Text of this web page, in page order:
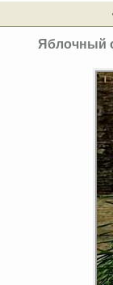
Яблочный